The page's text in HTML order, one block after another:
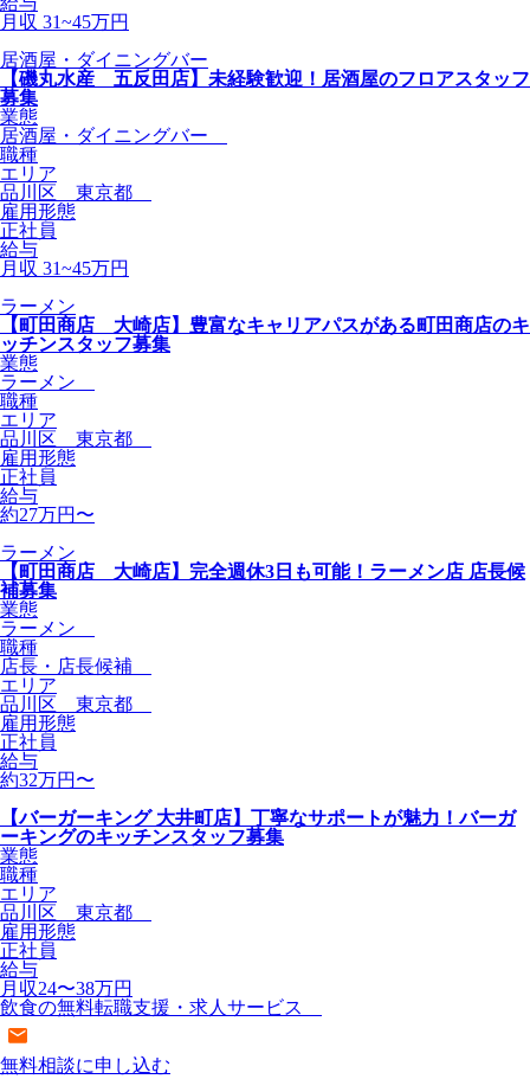
月収 31~45万円
居酒屋・ダイニングバー
【磯丸水産 五反田店】未経験歓迎！居酒屋のフロアスタッフ
募集
業態
居酒屋・ダイニングバー
職種
エリア
品川区 東京都
雇用形態
正社員
給与
月収 31~45万円
ラーメン
【町田商店 大崎店】豊富なキャリアパスがある町田商店のキ
ッチンスタッフ募集
業態
ラーメン
職種
エリア
品川区 東京都
雇用形態
正社員
給与
約27万円〜
ラーメン
【町田商店 大崎店】完全週休3日も可能！ラーメン店 店長候
補募集
業態
ラーメン
職種
店長・店長候補
エリア
品川区 東京都
雇用形態
正社員
給与
約32万円〜
【バーガーキング 大井町店】丁寧なサポートが魅力！バーガ
ーキングのキッチンスタッフ募集
業態
職種
エリア
品川区 東京都
雇用形態
正社員
給与
月収24〜38万円
飲食の無料転職支援・求人サービス
無料相談に申し込む